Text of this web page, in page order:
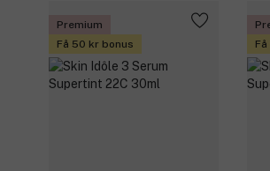
Premium
Få 50 kr bonus